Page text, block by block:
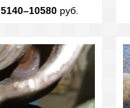
5140–10580руб.